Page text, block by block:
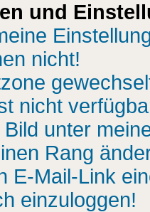
und
nicht!
nicht
unter
Rang
E-Mail-Link
einzuloggen!